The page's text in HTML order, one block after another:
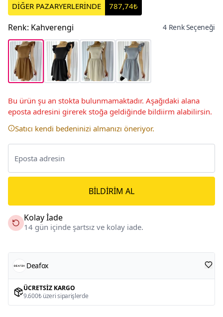
DİĞER PAZARYERLERİNDE 787,74₺
Renk: Kahverengi 4 Renk Seçeneği
Bu ürün şu an stokta bulunmamaktadır. Aşağıdaki alana
eposta adresini girerek stoğa geldiğinde bildiirm alabilirsin.
Satıcı kendi bedeninizi almanızı öneriyor.
BILDIRIM AL
Kolay İade
14 gün içinde şartsız ve kolay iade.
Deafox
ÜCRETSIZ KARGO
9.600₺ üzeri siparişlerde